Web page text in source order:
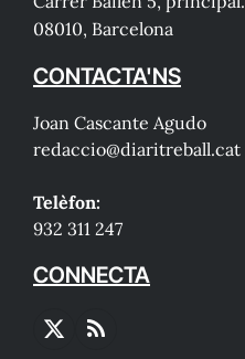
08010, Barcelona
CONTACTA'NS
Joan Cascante Agudo
redaccio@diaritreball.cat
Telèfon:
932 311 247
CONNECTA
X
RSS